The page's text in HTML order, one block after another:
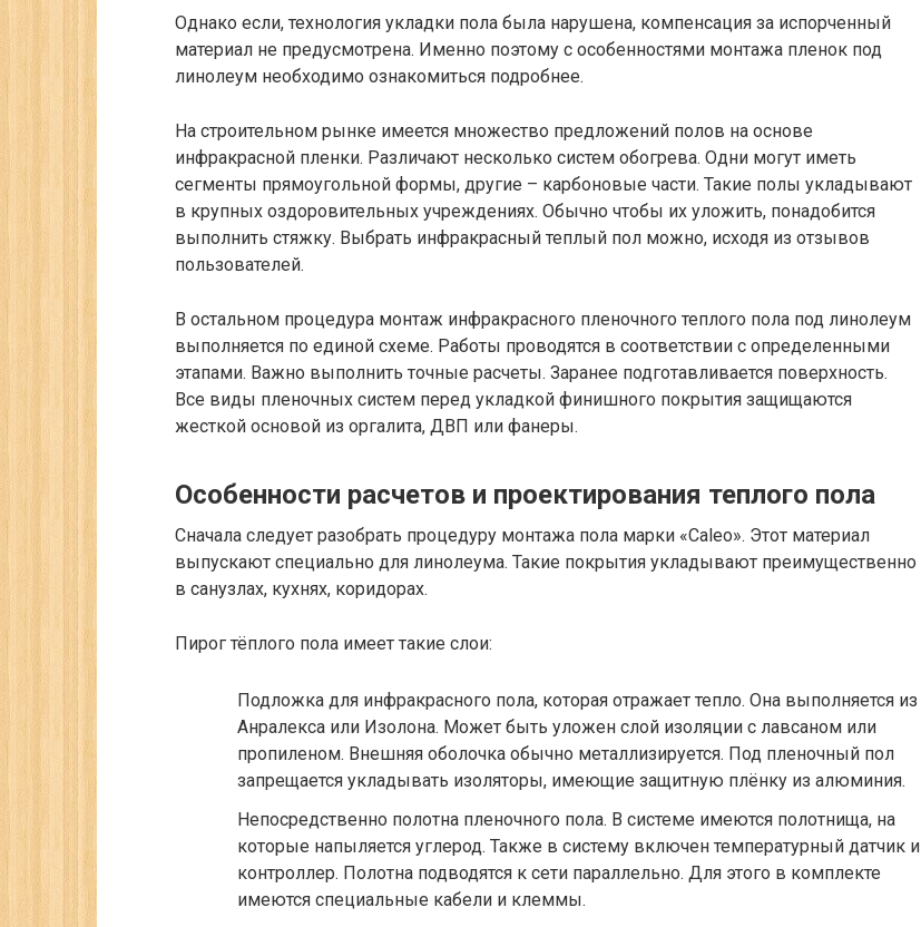
Однако если, технология укладки пола была нарушена, компенсация за испорченный
материал не предусмотрена. Именно поэтому с особенностями монтажа пленок под
линолеум необходимо ознакомиться подробнее.
На строительном рынке имеется множество предложений полов на основе
инфракрасной пленки. Различают несколько систем обогрева. Одни могут иметь
сегменты прямоугольной формы, другие – карбоновые части. Такие полы укладывают
в крупных оздоровительных учреждениях. Обычно чтобы их уложить, понадобится
выполнить стяжку. Выбрать инфракрасный теплый пол можно, исходя из отзывов
пользователей.
В остальном процедура монтаж инфракрасного пленочного теплого пола под линолеум
выполняется по единой схеме. Работы проводятся в соответствии с определенными
этапами. Важно выполнить точные расчеты. Заранее подготавливается поверхность.
Все виды пленочных систем перед укладкой финишного покрытия защищаются
жесткой основой из оргалита, ДВП или фанеры.
Особенности расчетов и проектирования теплого пола
Сначала следует разобрать процедуру монтажа пола марки «Caleo». Этот материал
выпускают специально для линолеума. Такие покрытия укладывают преимущественно
в санузлах, кухнях, коридорах.
Пирог тёплого пола имеет такие слои:
Подложка для инфракрасного пола, которая отражает тепло. Она выполняется из
Анралекса или Изолона. Может быть уложен слой изоляции с лавсаном или
пропиленом. Внешняя оболочка обычно металлизируется. Под пленочный пол
запрещается укладывать изоляторы, имеющие защитную плёнку из алюминия.
Непосредственно полотна пленочного пола. В системе имеются полотнища, на
которые напыляется углерод. Также в систему включен температурный датчик и
контроллер. Полотна подводятся к сети параллельно. Для этого в комплекте
имеются специальные кабели и клеммы.